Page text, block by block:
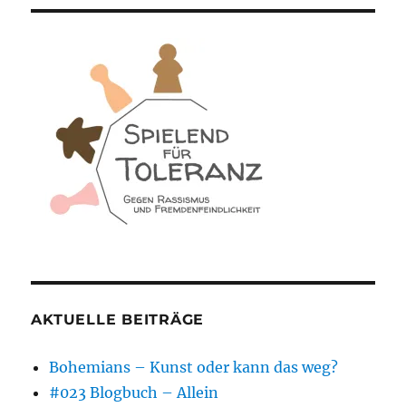
AKTUELLE BEITRÄGE
Bohemians – Kunst oder kann das weg?
#023 Blogbuch – Allein